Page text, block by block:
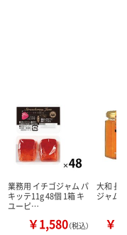
業務用 イチゴジャム パ
キッテ11g 48個 1箱 キ
ユーピ…
￥1,580（税込）
大和 長
ジャム
￥